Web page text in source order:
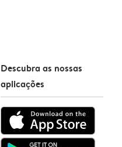
Descubra as nossas
aplicações